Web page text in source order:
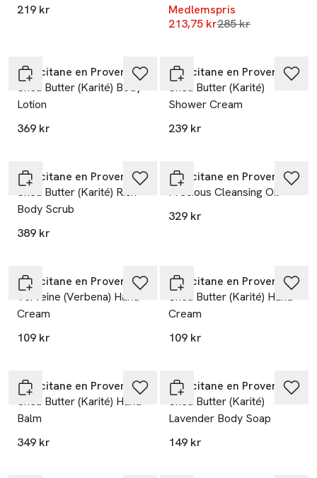
219 kr
Medlemspris
213,75 krLägsta pris 30
285 kr
L’Occitane en Provence
Shea Butter (Karité) Body
Lotion
369 kr
L’Occitane en Provence
Shea Butter (Karité)
Shower Cream
239 kr
L’Occitane en Provence
Shea Butter (Karité) Rich
Body Scrub
389 kr
L’Occitane en Provence
Precious Cleansing Oil
329 kr
L’Occitane en Provence
Verveine (Verbena) Hand
Cream
109 kr
L’Occitane en Provence
Shea Butter (Karité) Hand
Cream
109 kr
L’Occitane en Provence
Shea Butter (Karité) Hand
Balm
349 kr
L’Occitane en Provence
Shea Butter (Karité)
Lavender Body Soap
149 kr